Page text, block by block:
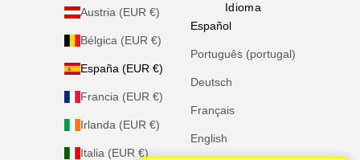
Austria (EUR €)
Bélgica (EUR €)
España (EUR €)
Francia (EUR €)
Irlanda (EUR €)
Italia (EUR €)
Idioma
Español
Português (portugal)
Deutsch
Français
English